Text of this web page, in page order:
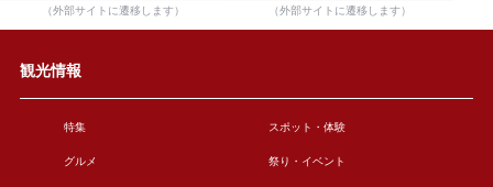
（外部サイトに遷移します） （外部サイトに遷移します）
観光情報
特集 スポット・体験
グルメ 祭り・イベント